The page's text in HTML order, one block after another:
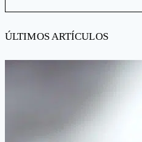
ÚLTIMOS ARTÍCULOS